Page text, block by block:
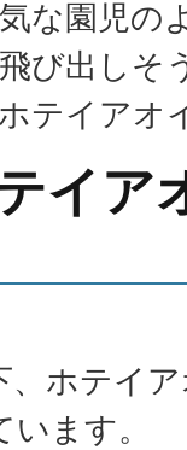
な園児の
び出しそ
ホテイアオ
イア
ホテイ
ます。